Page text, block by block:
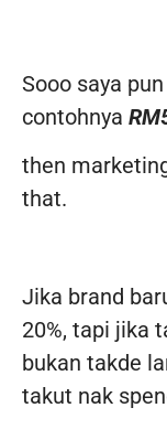
Sooo saya
contohnya
then
that.
Jika brand
20%, tapi jika
bukan takde
takut nak